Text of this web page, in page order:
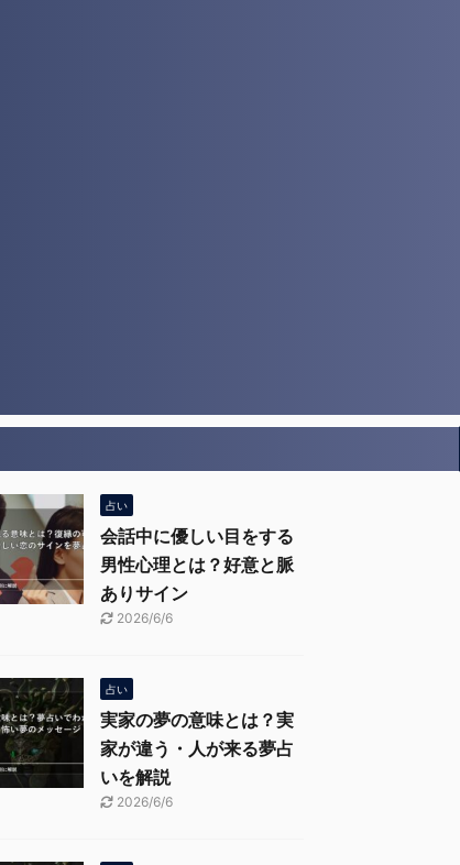
占い
会話中に優しい目をする
男性心理とは？好意と脈
ありサイン
2026/6/6
占い
実家の夢の意味とは？実
家が違う・人が来る夢占
いを解説
2026/6/6